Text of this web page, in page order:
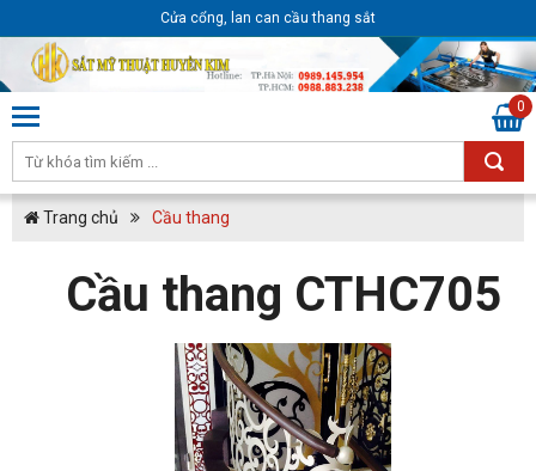
Cửa cổng, lan can cầu thang sắt
0
Trang chủ Cầu thang
Cầu thang CTHC705